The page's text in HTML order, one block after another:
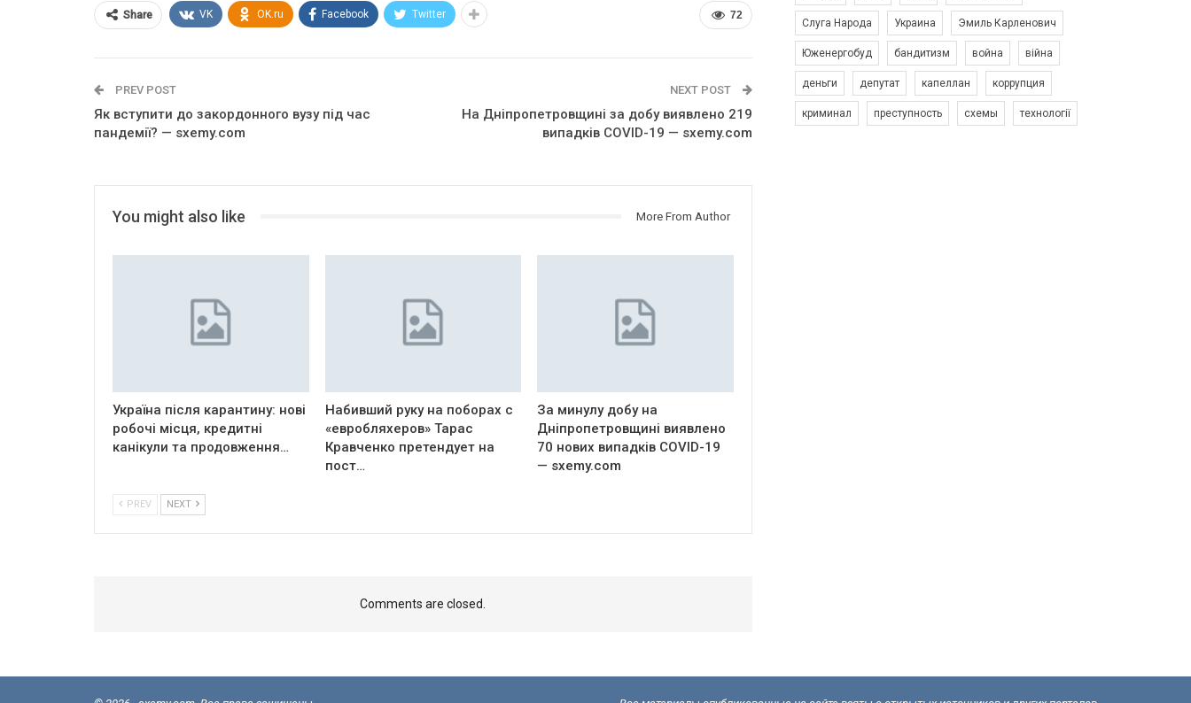
72
Share VK OK.ru Facebook Twitter
PREV POST
Як вступити до закордонного вузу під час
пандемії? — sxemy.com
NEXT POST
На Дніпропетровщині за добу виявлено 219
випадків COVID-19 — sxemy.com
You might also like More From Author
Україна після карантину: нові
робочі місця, кредитні
канікули та продовження…
Набивший руку на поборах с
«евробляхеров» Тарас
Кравченко претендует на
пост…
За минулу добу на
Дніпропетровщині виявлено
70 нових випадків COVID-19
— sxemy.com
PREV NEXT
Comments are closed.
Слуга Народа Украина Эмиль Карленович
Юженергобуд бандитизм война війна
деньги депутат капеллан коррупция
криминал преступность схемы технології